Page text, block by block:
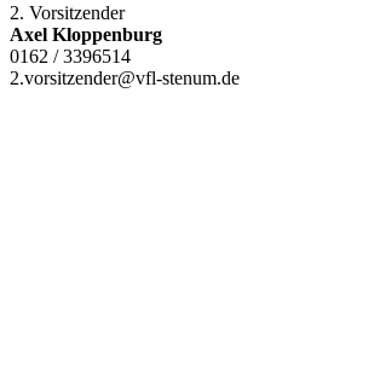
2. Vorsitzender
Axel Kloppenburg
0162 / 3396514
2.vorsitzender@vfl-stenum.de